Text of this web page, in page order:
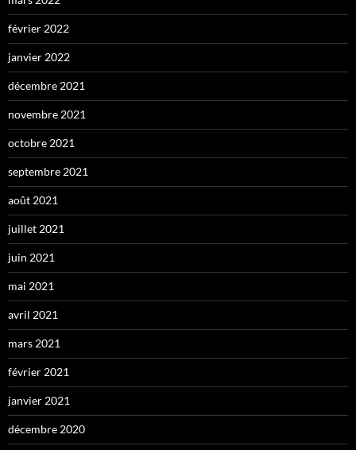
février 2022
janvier 2022
décembre 2021
novembre 2021
octobre 2021
septembre 2021
août 2021
juillet 2021
juin 2021
mai 2021
avril 2021
mars 2021
février 2021
janvier 2021
décembre 2020